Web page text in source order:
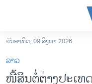
ເຂົ້າ
ຫາ
ຂ້າມ
ຂ້າມ
ລາວ
ວັນອາທິດ, 09 ສິງຫາ 2026
ລາວ
ໜີ້ສິນຕໍ່ຕ່າງປະເທ